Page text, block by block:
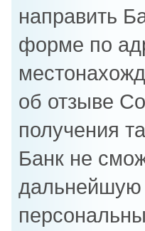
направить
форме по
об отзыве
получения
Банк не
дальнейшую